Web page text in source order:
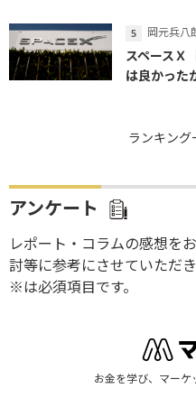
岡元兵八
スペースＸ
は良かった
ランキング
アンケート
レポート・コラムの感想を
討等に参考にさせていただき
※は必須項目です。
お金を学び、マーケ